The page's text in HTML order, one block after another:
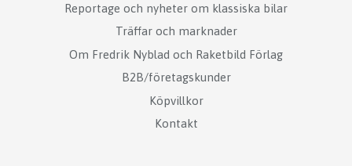
Reportage och nyheter om klassiska bilar
Träffar och marknader
Om Fredrik Nyblad och Raketbild Förlag
B2B/företagskunder
Köpvillkor
Kontakt